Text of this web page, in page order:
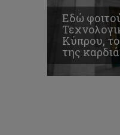
Εδώ
Κύπρου,
της